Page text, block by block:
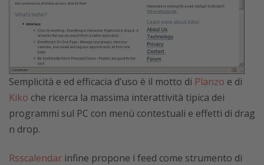
Semplicità e ed efficacia d’uso è il motto di Planzo e di
Kiko che ricerca la massima interattività tipica dei
programmi sul PC con menù contestuali e effetti di drag
n drop.
Rsscalendar infine propone i feed come strumento di